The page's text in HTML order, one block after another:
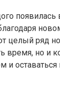
появилась
целый ряд
время, но и
и оставаться